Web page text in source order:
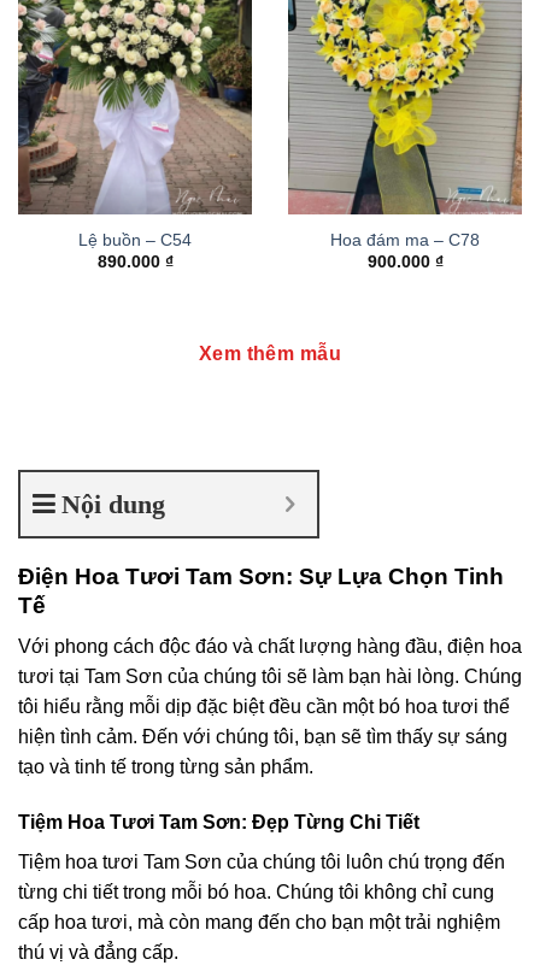
Lệ buồn – C54
890.000 ₫
Hoa đám ma – C78
900.000 ₫
Xem thêm mẫu
Nội dung
Điện Hoa Tươi Tam Sơn: Sự Lựa Chọn Tinh
Tế
Với phong cách độc đáo và chất lượng hàng đầu, điện hoa
tươi tại Tam Sơn của chúng tôi sẽ làm bạn hài lòng. Chúng
tôi hiểu rằng mỗi dịp đặc biệt đều cần một bó hoa tươi thể
hiện tình cảm. Đến với chúng tôi, bạn sẽ tìm thấy sự sáng
tạo và tinh tế trong từng sản phẩm.
Tiệm Hoa Tươi Tam Sơn: Đẹp Từng Chi Tiết
Tiệm hoa tươi Tam Sơn của chúng tôi luôn chú trọng đến
từng chi tiết trong mỗi bó hoa. Chúng tôi không chỉ cung
cấp hoa tươi, mà còn mang đến cho bạn một trải nghiệm
thú vị và đẳng cấp.